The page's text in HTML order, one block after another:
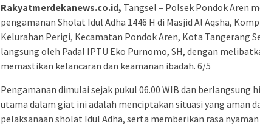
Rakyatmerdekanews.co.id, Tangsel – Polsek Pondok Aren
pengamanan Sholat Idul Adha 1446 H di Masjid Al Aqsha,
Kelurahan Perigi, Kecamatan Pondok Aren, Kota Tangerang
langsung oleh Padal IPTU Eko Purnomo, SH, dengan
memastikan kelancaran dan keamanan ibadah. 6/5
Pengamanan dimulai sejak pukul 06.00 WIB dan berlangsung
utama dalam giat ini adalah menciptakan situasi yang aman
pelaksanaan sholat Idul Adha, serta memberikan rasa